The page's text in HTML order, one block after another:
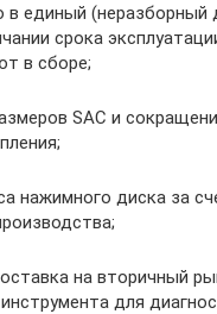
в единый (неразборный
срока
в сборе;
SAC и
нажимного диска за
на вторичный
для